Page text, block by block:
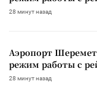
28 минут назад
Аэропорт
режим работы с
28 минут назад